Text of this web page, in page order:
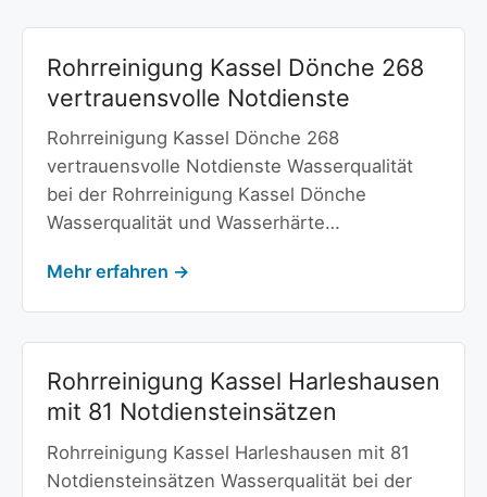
Rohrreinigung Kassel Dönche 268
vertrauensvolle Notdienste
Rohrreinigung Kassel Dönche 268
vertrauensvolle Notdienste Wasserqualität
bei der Rohrreinigung Kassel Dönche
Wasserqualität und Wasserhärte…
Mehr erfahren →
Rohrreinigung Kassel Harleshausen
mit 81 Notdiensteinsätzen
Rohrreinigung Kassel Harleshausen mit 81
Notdiensteinsätzen Wasserqualität bei der